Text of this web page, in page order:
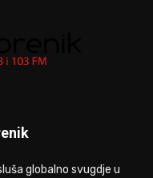
globalno svugdje u